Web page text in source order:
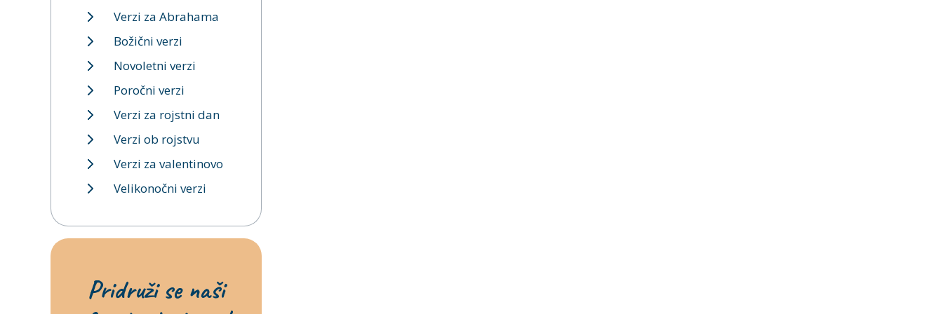
Verzi za Abrahama
Božični verzi
Novoletni verzi
Poročni verzi
Verzi za rojstni dan
Verzi ob rojstvu
Verzi za valentinovo
Velikonočni verzi
Pridruži se naši